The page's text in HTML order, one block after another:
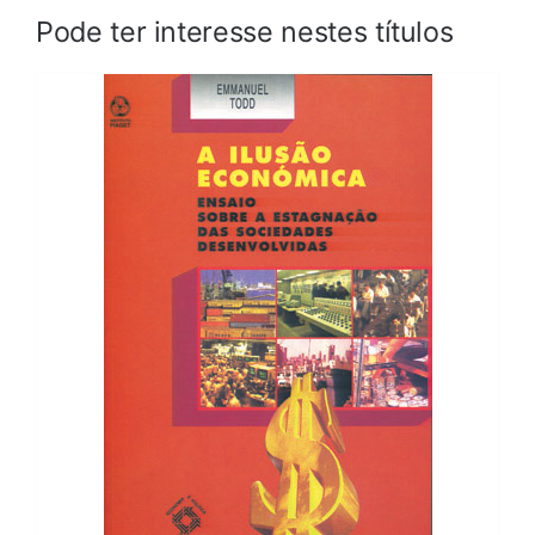
Pode ter interesse nestes títulos